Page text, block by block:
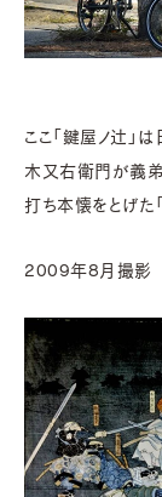
ここ「鍵屋ノ辻」
木又右衛門が義
打ち本懐をとげた
2009年8月撮影